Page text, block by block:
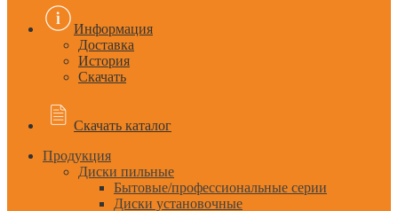
Информация
Доставка
История
Скачать
Скачать каталог
Продукция
Диски пильные
Бытовые/профессиональные серии
Диски установочные